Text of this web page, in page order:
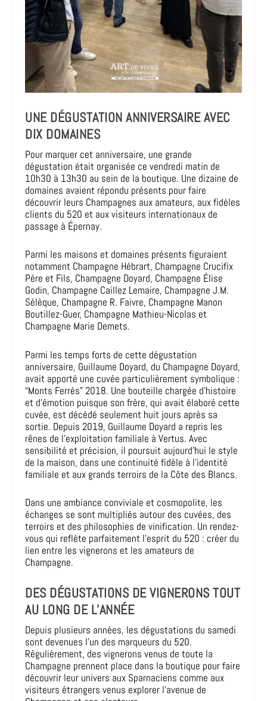
UNE DÉGUSTATION ANNIVERSAIRE AVEC
DIX DOMAINES
Pour marquer cet anniversaire, une grande
dégustation était organisée ce vendredi matin de
10h30 à 13h30 au sein de la boutique. Une dizaine de
domaines avaient répondu présents pour faire
découvrir leurs Champagnes aux amateurs, aux fidèles
clients du 520 et aux visiteurs internationaux de
passage à Épernay.
Parmi les maisons et domaines présents figuraient
notamment Champagne Hébrart, Champagne Crucifix
Père et Fils, Champagne Doyard, Champagne Élise
Godin, Champagne Caillez Lemaire, Champagne J.M.
Sélèque, Champagne R. Faivre, Champagne Manon
Boutillez-Guer, Champagne Mathieu-Nicolas et
Champagne Marie Demets.
Parmi les temps forts de cette dégustation
anniversaire, Guillaume Doyard, du Champagne Doyard,
avait apporté une cuvée particulièrement symbolique :
“Monts Ferrés” 2018. Une bouteille chargée d’histoire
et d’émotion puisque son frère, qui avait élaboré cette
cuvée, est décédé seulement huit jours après sa
sortie. Depuis 2019, Guillaume Doyard a repris les
rênes de l’exploitation familiale à Vertus. Avec
sensibilité et précision, il poursuit aujourd’hui le style
de la maison, dans une continuité fidèle à l’identité
familiale et aux grands terroirs de la Côte des Blancs.
Dans une ambiance conviviale et cosmopolite, les
échanges se sont multipliés autour des cuvées, des
terroirs et des philosophies de vinification. Un rendez-
vous qui reflète parfaitement l’esprit du 520 : créer du
lien entre les vignerons et les amateurs de
Champagne.
DES DÉGUSTATIONS DE VIGNERONS TOUT
AU LONG DE L’ANNÉE
Depuis plusieurs années, les dégustations du samedi
sont devenues l’un des marqueurs du 520.
Régulièrement, des vignerons venus de toute la
Champagne prennent place dans la boutique pour faire
découvrir leur univers aux Sparnaciens comme aux
visiteurs étrangers venus explorer l’avenue de